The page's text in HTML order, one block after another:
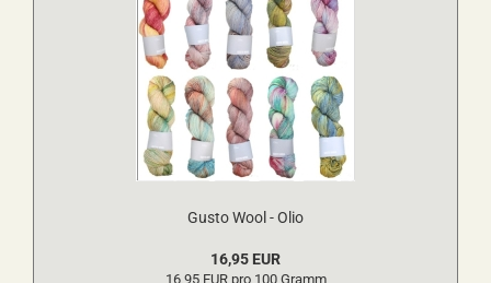
Gusto Wool - Olio
16,95 EUR
16,95 EUR pro 100 Gramm